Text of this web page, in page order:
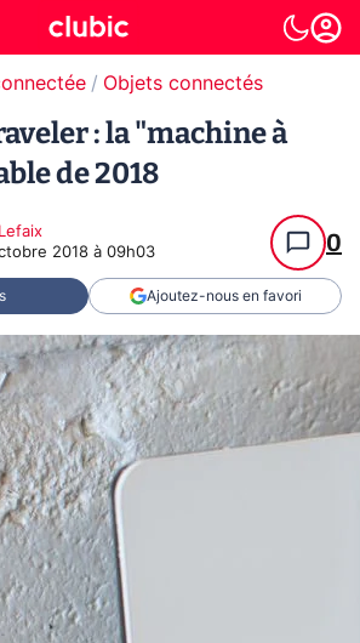
Objets connectés
: la "machine à
de 2018
2018 à 09h03 0
Ajoutez-nous en favori